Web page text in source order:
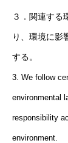
３．関連する
り、環境に影
する。
3. We follow
environmental
responsibility
environment.